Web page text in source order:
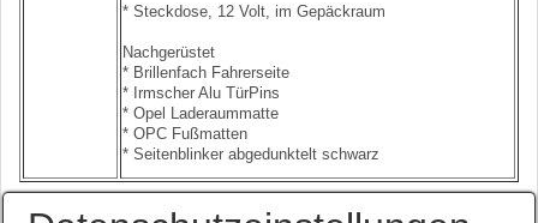
* Steckdose, 12 Volt, im Gepäckraum
Nachgerüstet
* Brillenfach Fahrerseite
* Irmscher Alu TürPins
* Opel Laderaummatte
* OPC Fußmatten
* Seitenblinker abgedunktelt schwarz